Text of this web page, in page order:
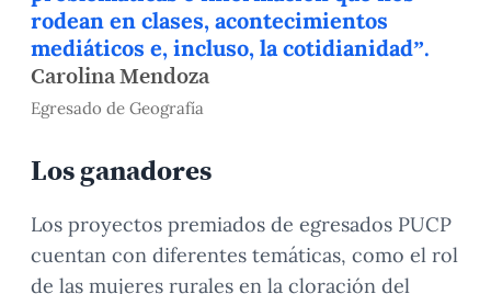
rodean en clases, acontecimientos
mediáticos e, incluso, la cotidianidad”.
Carolina Mendoza
Egresado de Geografía
Los ganadores
Los proyectos premiados de egresados PUCP
cuentan con diferentes temáticas, como el rol
de las mujeres rurales en la cloración del